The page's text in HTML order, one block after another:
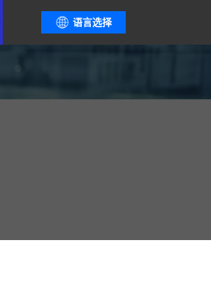
语言选择